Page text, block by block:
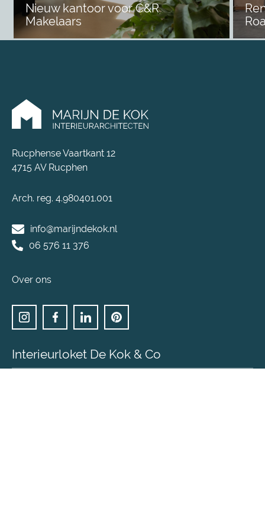
Nieuw kantoor voor C&R
Makelaars
Rucphense Vaartkant 12
4715 AV Rucphen
Arch. reg. 4.980401.001
info@marijndekok.nl
06 576 11 376
Over ons
Interieurloket De Kok & Co